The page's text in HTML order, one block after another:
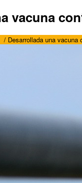
vacuna
/ Desarrollada una vacuna